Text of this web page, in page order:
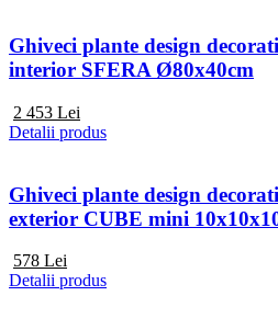
Ghiveci plante design
interior SFERA Ø80x40cm
2 453 Lei
Detalii produs
Ghiveci plante design
exterior CUBE mini
578 Lei
Detalii produs